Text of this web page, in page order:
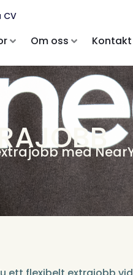
CV
Om oss Kontakt
med